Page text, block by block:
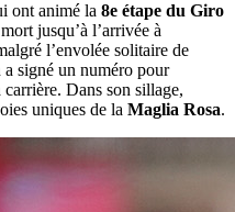
ont animé la 8e étape du Giro
jusqu’à l’arrivée à
l’envolée solitaire de
signé un numéro pour
Dans son sillage,
uniques de la Maglia Rosa.